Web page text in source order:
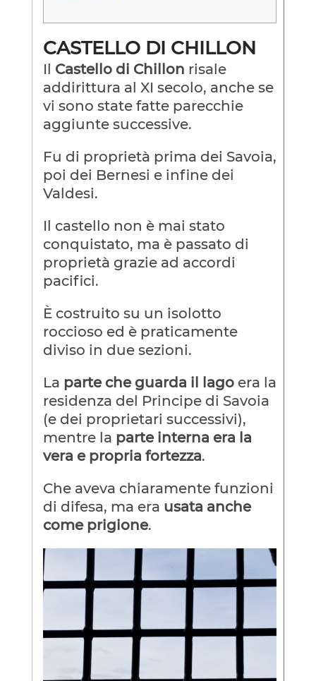
CASTELLO DI CHILLON
Il Castello di Chillon risale
addirittura al XI secolo, anche se
vi sono state fatte parecchie
aggiunte successive.
Fu di proprietà prima dei Savoia,
poi dei Bernesi e infine dei
Valdesi.
Il castello non è mai stato
conquistato, ma è passato di
proprietà grazie ad accordi
pacifici.
È costruito su un isolotto
roccioso ed è praticamente
diviso in due sezioni.
La parte che guarda il lagoera la
residenza del Principe di Savoia
(e dei proprietari successivi),
mentre la parte interna era la
vera e propria fortezza.
Che aveva chiaramente funzioni
di difesa, ma era usata anche
come prigione.